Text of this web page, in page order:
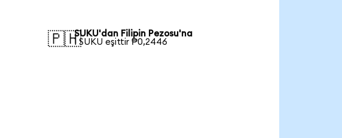
🇵🇭SUKU'dan Filipin Pezosu'na
1 SUKU eşittir ₱0,2446